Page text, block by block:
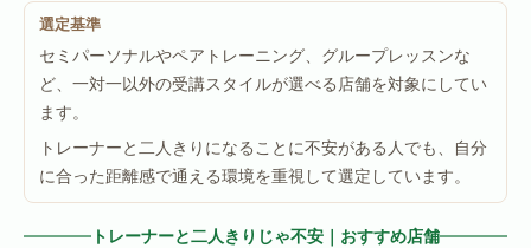
選定基準
セミパーソナルやペアトレーニング、グループレッスンな
ど、一対一以外の受講スタイルが選べる店舗を対象にしてい
ます。
トレーナーと二人きりになることに不安がある人でも、自分
に合った距離感で通える環境を重視して選定しています。
トレーナーと二人きりじゃ不安｜おすすめ店舗